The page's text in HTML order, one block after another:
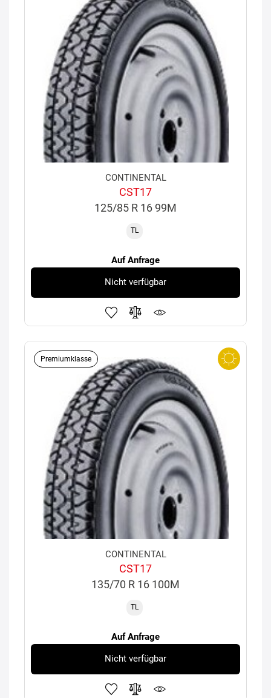
CONTINENTAL
CST17
125/85 R 16 99M
TL
Auf Anfrage
Nicht verfügbar
Premiumklasse
CONTINENTAL
CST17
135/70 R 16 100M
TL
Auf Anfrage
Nicht verfügbar